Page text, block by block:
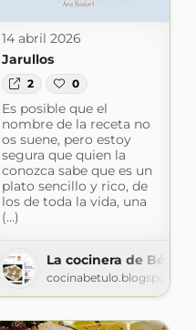
14 abril 2026
Jarullos
2 0
Es posible que el
nombre de la receta no
os suene, pero estoy
segura que quien la
conozca sabe que es un
plato sencillo y rico, de
los de toda la vida, una
(...)
La cocinera de Bétulo